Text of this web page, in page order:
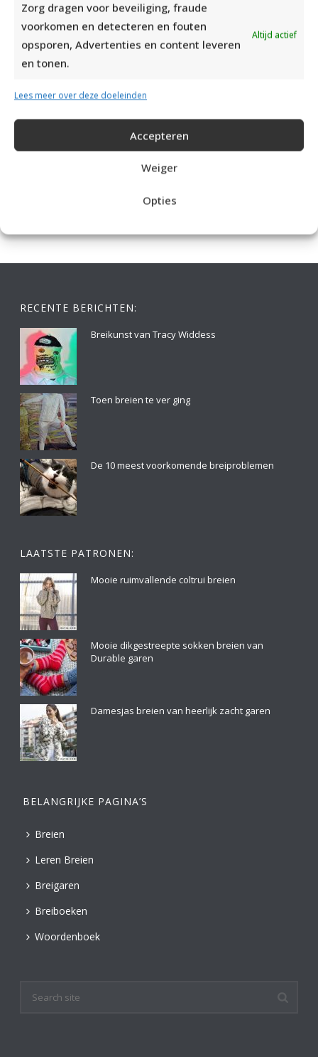
Zorg dragen voor beveiliging, fraude
voorkomen en detecteren en fouten
opsporen, Advertenties en content leveren
en tonen.
Altijd actief
Lees meer over deze doeleinden
Accepteren
Weiger
Opties
RECENTE BERICHTEN:
Breikunst van Tracy Widdess
Toen breien te ver ging
De 10 meest voorkomende breiproblemen
LAATSTE PATRONEN:
Mooie ruimvallende coltrui breien
Mooie dikgestreepte sokken breien van
Durable garen
Damesjas breien van heerlijk zacht garen
BELANGRIJKE PAGINA’S
Breien
Leren Breien
Breigaren
Breiboeken
Woordenboek